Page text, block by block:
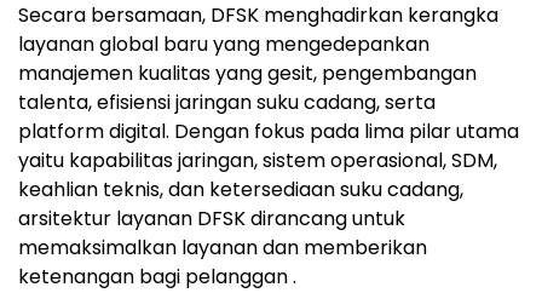
Secara bersamaan, DFSK menghadirkan kerangka
layanan global baru yang mengedepankan
manajemen kualitas yang gesit, pengembangan
talenta, efisiensi jaringan suku cadang, serta
platform digital. Dengan fokus pada lima pilar utama
yaitu kapabilitas jaringan, sistem operasional, SDM,
keahlian teknis, dan ketersediaan suku cadang,
arsitektur layanan DFSK dirancang untuk
memaksimalkan layanan dan memberikan
ketenangan bagi pelanggan .